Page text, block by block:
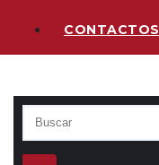
CONTACTOS